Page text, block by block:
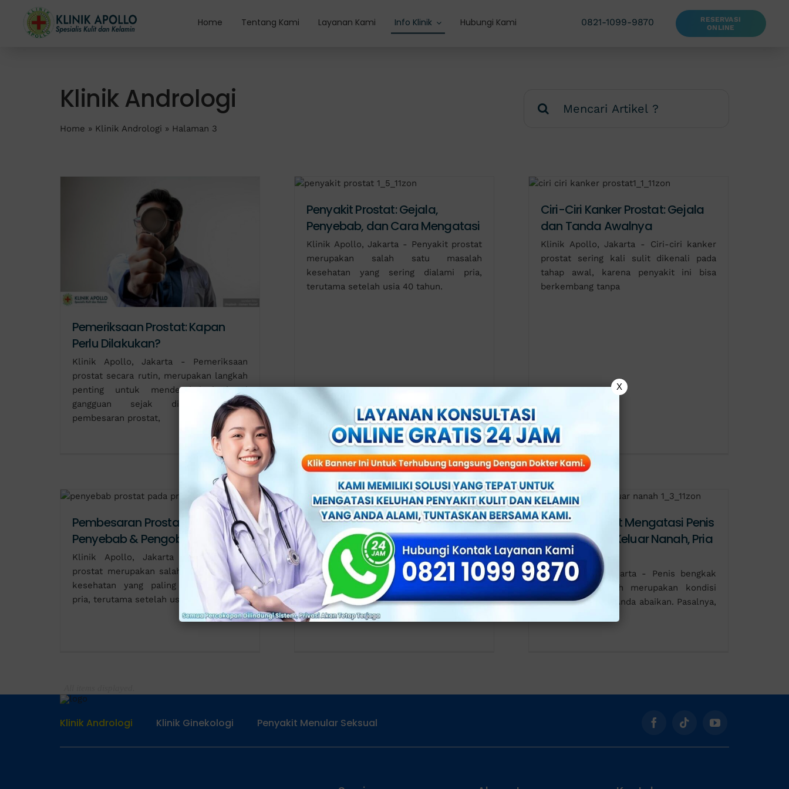
content
Home Tentang Kami Layanan Kami Info Klinik Hubungi Kami 0821-1099-9870
RESERVASI
ONLINE
Klinik Andrologi
Home » Klinik Andrologi » Halaman 3
for:
Pemeriksaan Prostat: Kapan
Perlu Dilakukan?
Klinik Apollo, Jakarta - Pemeriksaan
prostat secara rutin, merupakan langkah
penting untuk mendeteksi berbagai
gangguan sejak dini, termasuk
pembesaran prostat,
Penyakit Prostat: Gejala,
Penyebab, dan Cara Mengatasi
Klinik Apollo, Jakarta - Penyakit prostat
merupakan salah satu masalah
kesehatan yang sering dialami pria,
terutama setelah usia 40 tahun.
Ciri-Ciri Kanker Prostat: Gejala
dan Tanda Awalnya
Klinik Apollo, Jakarta - Ciri-ciri kanker
prostat sering kali sulit dikenali pada
tahap awal, karena penyakit ini bisa
berkembang tanpa
Pembesaran Prostat: Gejala,
Penyebab & Pengobatan
Klinik Apollo, Jakarta - Pembesaran
prostat merupakan salah satu gangguan
kesehatan yang paling sering dialami
pria, terutama setelah usia 50
Penyebab Prostat pada Pria:
Kenali Faktor Risikonya
Klinik Apollo, Jakarta - Penyebab prostat
pada pria sering kali menjadi pertanyaan,
terutama ketika mulai muncul keluhan
seperti sering buang air
Langkah Tepat Mengatasi Penis
Bengkak dan Keluar Nanah, Pria
Wajib Tahu!
Klinik Apollo, Jakarta - Penis bengkak
dan keluar nanah merupakan kondisi
yang tidak boleh Anda abaikan. Pasalnya,
Klinik Andrologi Klinik Ginekologi Penyakit Menular Seksual
X